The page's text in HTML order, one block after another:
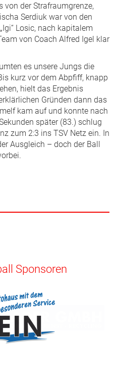
von der Strafraumgrenze,
Serdiuk war von den
Losic, nach kapitalem
von Coach Alfred Igel klar
es unsere Jungs die
kurz vor dem Abpfiff, knapp
hielt das Ergebnis
Gründen dann das
kam auf und konnte nach
später (83.) schlug
zum 2:3 ins TSV Netz ein. In
Ausgleich – doch der Ball
Sponsoren